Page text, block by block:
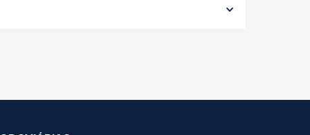
oferta para o seu roteiro.